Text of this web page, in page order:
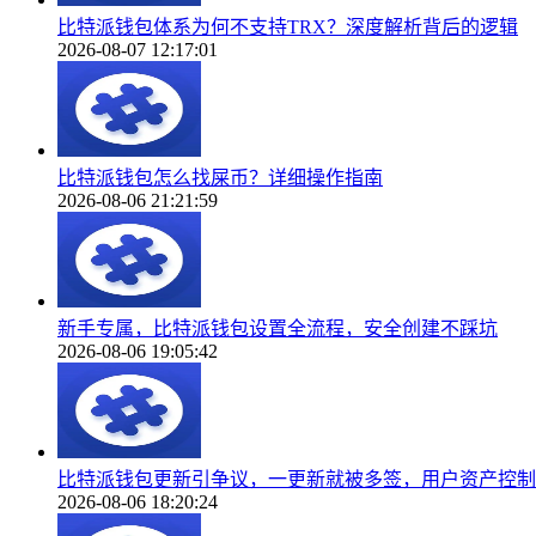
比特派钱包体系为何不支持TRX？深度解析背后的逻辑
2026-08-07 12:17:01
比特派钱包怎么找屎币？详细操作指南
2026-08-06 21:21:59
新手专属，比特派钱包设置全流程，安全创建不踩坑
2026-08-06 19:05:42
比特派钱包更新引争议，一更新就被多签，用户资产控
2026-08-06 18:20:24